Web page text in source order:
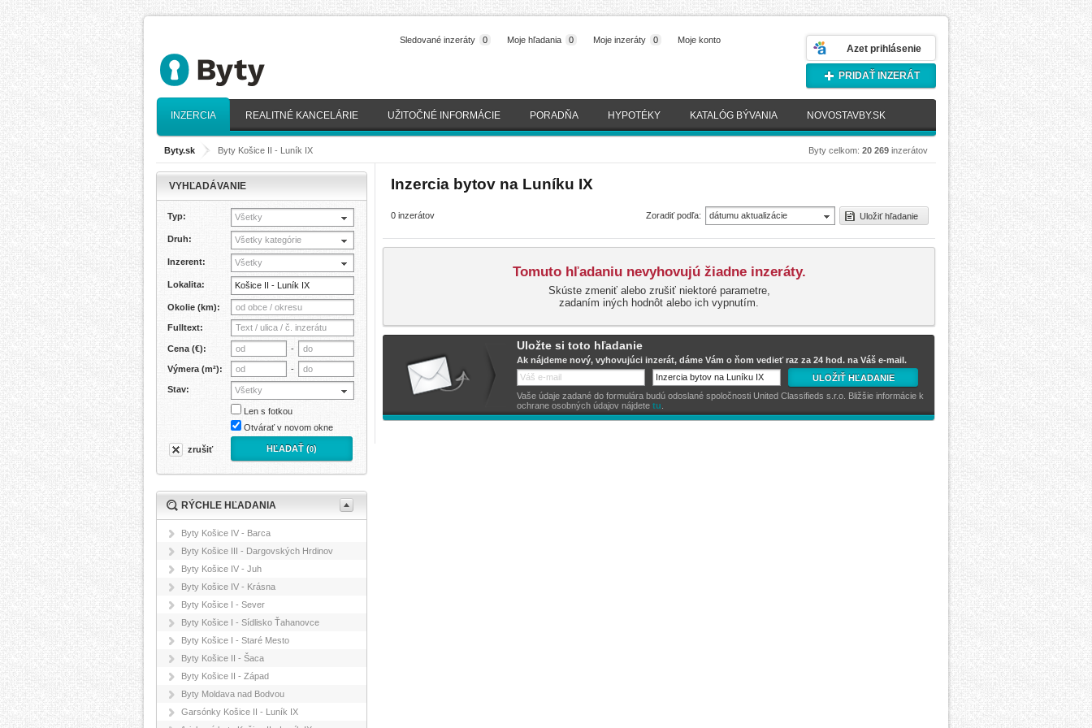
Azet prihlásenie
Moje konto
Moje inzeráty 0
Moje hľadania 0
Sledované inzeráty 0
PRIDAŤ INZERÁT
INZERCIA REALITNÉ KANCELÁRIE UŽITOČNÉ INFORMÁCIE PORADŇA HYPOTÉKY KATALÓG BÝVANIA NOVOSTAVBY.SK
Byty.sk > Byty Košice II - Luník IX Byty celkom: 20 269 inzerátov
Inzercia bytov na Luníku IX
0 inzerátov Zoradiť podľa:
dátumu aktualizácie
Uložiť hľadanie
Tomuto hľadaniu nevyhovujú žiadne inzeráty.
Skúste zmeniť alebo zrušiť niektoré parametre,
zadaním iných hodnôt alebo ich vypnutím.
Uložte si toto hľadanie
Ak nájdeme nový, vyhovujúci inzerát, dáme Vám o ňom vedieť raz za 24 hod. na Váš e-mail.
ULOŽIŤ HĽADANIE
Vaše údaje zadané do formulára budú odoslané spoločnosti United Classifieds s.r.o. Bližšie informácie k
ochrane osobných údajov nájdete tu
VYHĽADÁVANIE
Typ: Všetky
Druh: Všetky kategórie
Inzerent: Všetky
Lokalita:
Okolie (km):
Fulltext:
Cena (€): -
Výmera (m²): -
Stav: Všetky
Len s fotkou
Otvárať v novom okne
zrušiť HĽADAŤ (0)
RÝCHLE HĽADANIA
Byty Košice IV - Barca
Byty Košice III - Dargovských Hrdinov
Byty Košice IV - Juh
Byty Košice IV - Krásna
Byty Košice I - Sever
Byty Košice I - Sídlisko Ťahanovce
Byty Košice I - Staré Mesto
Byty Košice II - Šaca
Byty Košice II - Západ
Byty Moldava nad Bodvou
Garsónky Košice II - Luník IX